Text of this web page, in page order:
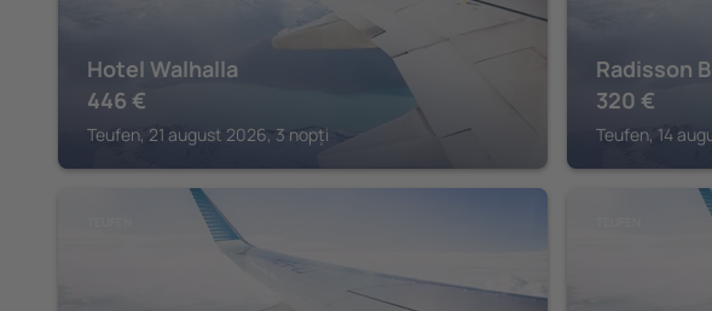
Hotel Walhalla
446 €
Teufen, 21 august 2026, 3 nopți
Radisson
320 €
Teufen, 14